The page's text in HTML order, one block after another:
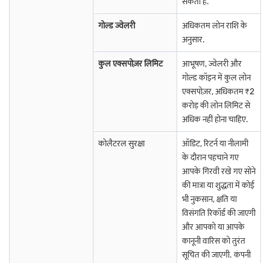
अपनी गोल्ड लोन योग्यता चेक करें
. . इसमें बस कुछ क्लिक
लगते हैं और कोई प्रतीक्षा नहीं होती है.
भारत के सभी राज्यों और केंद्र शासित प्रदेशों में गोल्ड लोन के बारे में
मणिपुर में गोल्ड लोन
तमिलनाडु में गोल्ड लोन
विजयवाड़ा में गोल्ड लोन
गोल्ड ज्वेलरी
अधिकतम लोन राशि के
अनुसार.
कुल एक्सपोज़र लिमिट
आभूषण, ज्वेलरी और
गोल्ड कॉइन में कुल लोन
एक्सपोज़र, अधिकतम ₹2
करोड़ की लोन लिमिट से
अधिक नहीं होना चाहिए.
कोलैटरल सुरक्षा
ऑडिट, रिटर्न या नीलामी
के दौरान पहचाने गए
आपके गिरवी रखे गए सोने
की मात्रा या शुद्धता में कोई
भी नुकसान, क्षति या
विसंगति रिकॉर्ड की जाएगी
और आपको या आपके
कानूनी वारिस को तुरंत
सूचित की जाएगी. कंपनी